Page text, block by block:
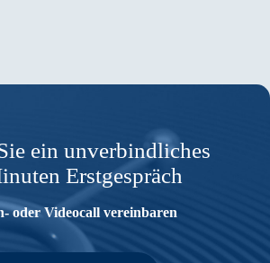
ein unverbindliches
Erstgespräch
oder Videocall vereinbaren